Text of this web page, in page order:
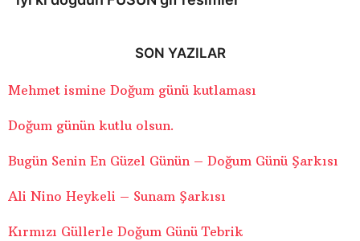
SON YAZILAR
Mehmet ismine Doğum günü kutlaması
Doğum günün kutlu olsun.
Bugün Senin En Güzel Günün – Doğum Günü Şarkısı
Ali Nino Heykeli – Sunam Şarkısı
Kırmızı Güllerle Doğum Günü Tebrik